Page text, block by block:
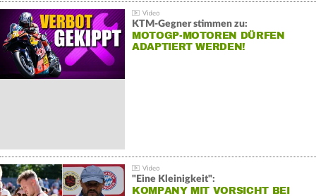
KTM-Gegner stimmen zu:
MOTOGP-MOTOREN DÜRFEN
ADAPTIERT WERDEN!
"Eine Kleinigkeit":
KOMPANY MIT VORSICHT BEI